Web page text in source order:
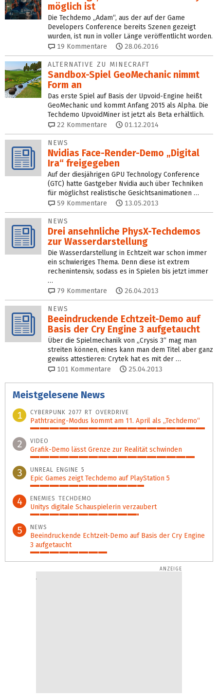
möglich ist
Die Techdemo „Adam“, aus der auf der Game
Developers Conference bereits Szenen gezeigt
wurden, ist nun in voller Länge veröffentlicht worden.
19 Kommentare 28.06.2016
ALTERNATIVE ZU MINECRAFT
Sandbox-Spiel GeoMechanic nimmt
Form an
Das erste Spiel auf Basis der Upvoid-Engine heißt
GeoMechanic und kommt Anfang 2015 als Alpha. Die
Techdemo UpvoidMiner ist jetzt als Beta erhältlich.
22 Kommentare 01.12.2014
NEWS
Nvidias Face-Render-Demo „Digital
Ira“ freigegeben
Auf der diesjährigen GPU Technology Conference
(GTC) hatte Gastgeber Nvidia auch über Techniken
für möglichst realistische Gesichtsanimationen …
59 Kommentare 13.05.2013
NEWS
Drei ansehnliche PhysX-Techdemos
zur Wasserdarstellung
Die Wasserdarstellung in Echtzeit war schon immer
ein schwieriges Thema. Denn diese ist extrem
rechenintensiv, sodass es in Spielen bis jetzt immer
…
79 Kommentare 26.04.2013
NEWS
Beeindruckende Echtzeit-Demo auf
Basis der Cry Engine 3 aufgetaucht
Über die Spielmechanik von „Crysis 3“ mag man
streiten können, eines kann man dem Titel aber ganz
gewiss attestieren: Crytek hat es mit der …
101 Kommentare 25.04.2013
Meistgelesene News
1
CYBERPUNK 2077 RT OVERDRIVE
Pathtracing-Modus kommt am 11. April als „Techdemo“
100%
2 VIDEO
Grafik-Demo lässt Grenze zur Realität schwinden
94%
3 UNREAL ENGINE 5
Epic Games zeigt Techdemo auf PlayStation 5
65%
4 ENEMIES TECHDEMO
Unitys digitale Schauspielerin verzaubert
62%
5 NEWS
Beeindruckende Echtzeit-Demo auf Basis der Cry Engine
3 aufgetaucht
44%